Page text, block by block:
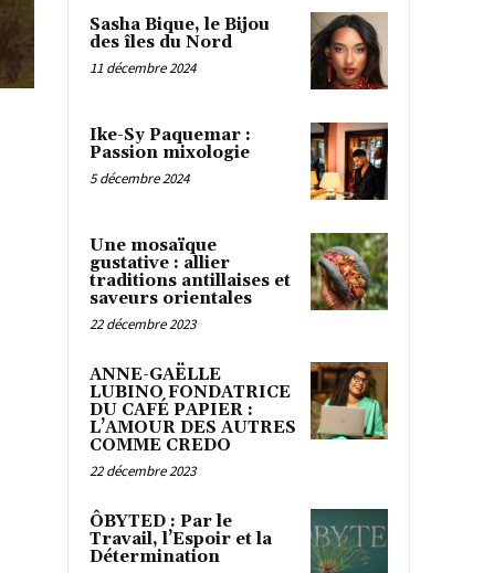
Sasha Bique, le Bijou
des îles du Nord
11 décembre 2024
Ike-Sy Paquemar :
Passion mixologie
5 décembre 2024
Une mosaïque
gustative : allier
traditions antillaises et
saveurs orientales
22 décembre 2023
ANNE-GAËLLE
LUBINO FONDATRICE
DU CAFÉ PAPIER :
L’AMOUR DES AUTRES
COMME CREDO
22 décembre 2023
ÔBYTED : Par le
Travail, l’Espoir et la
Détermination